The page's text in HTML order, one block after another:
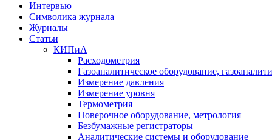
Интервью
Символика журнала
Журналы
Статьи
КИПиА
Расходометрия
Газоаналитическое оборудование,
Измерение давления
Измерение уровня
Термометрия
Поверочное оборудование, метрология
Безбумажные регистраторы
Аналитические системы и оборудование